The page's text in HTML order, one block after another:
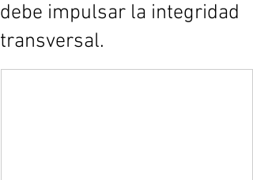
debe impulsar la integridad
transversal.